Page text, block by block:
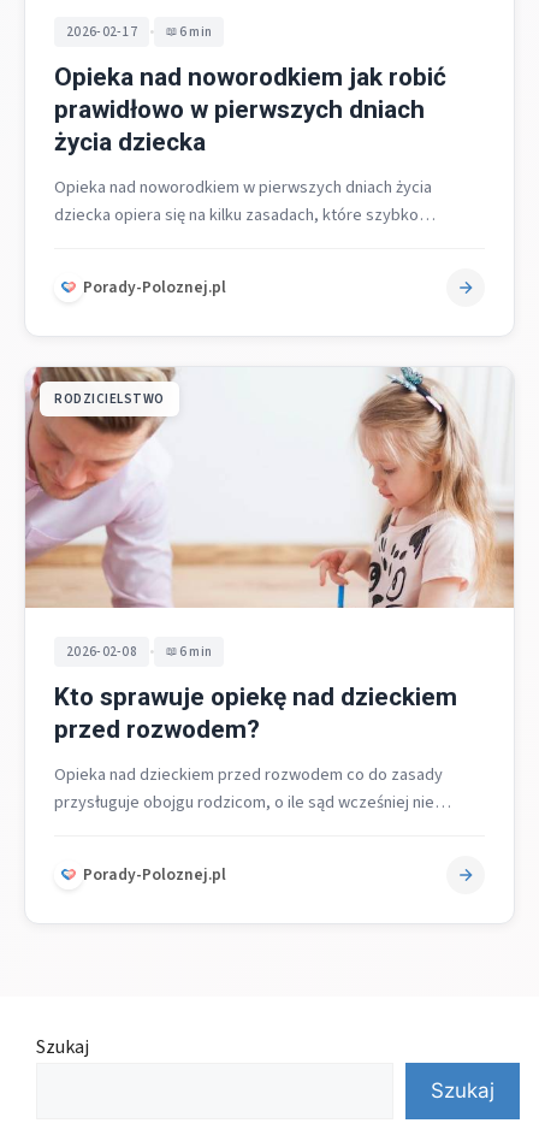
2026-02-17 • 6 min
Opieka nad noworodkiem jak robić
prawidłowo w pierwszych dniach
życia dziecka
Opieka nad noworodkiem w pierwszych dniach życia
dziecka opiera się na kilku zasadach, które szybko
Porady-Poloznej.pl
RODZICIELSTWO
2026-02-08 • 6 min
Kto sprawuje opiekę nad dzieckiem
przed rozwodem?
Opieka nad dzieckiem przed rozwodem co do zasady
przysługuje obojgu rodzicom, o ile sąd wcześniej nie
Porady-Poloznej.pl
Szukaj
Szukaj